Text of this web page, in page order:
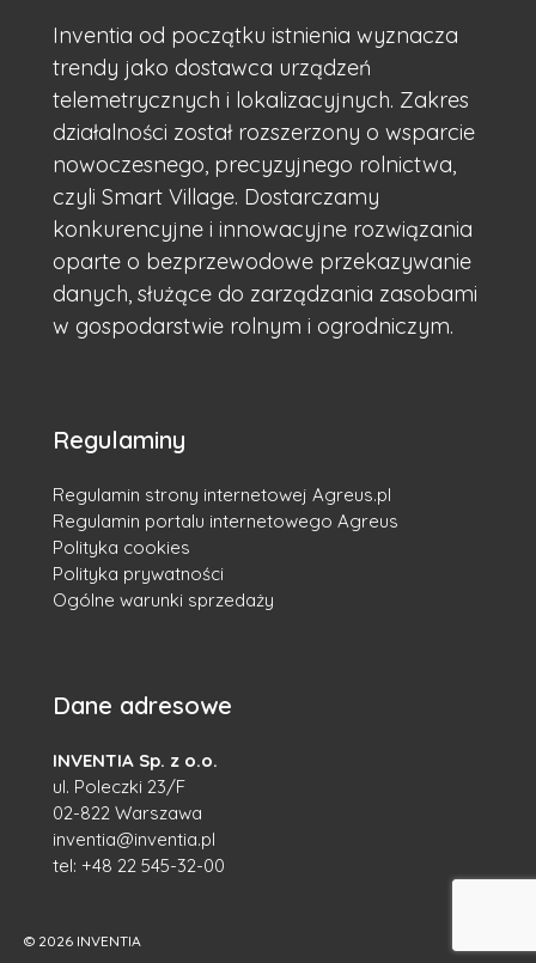
Inventia od początku istnienia wyznacza
trendy jako dostawca urządzeń
telemetrycznych i lokalizacyjnych. Zakres
działalności został rozszerzony o wsparcie
nowoczesnego, precyzyjnego rolnictwa,
czyli Smart Village. Dostarczamy
konkurencyjne i innowacyjne rozwiązania
oparte o bezprzewodowe przekazywanie
danych, służące do zarządzania zasobami
w gospodarstwie rolnym i ogrodniczym.
Regulaminy
Regulamin strony internetowej Agreus.pl
Regulamin portalu internetowego Agreus
Polityka cookies
Polityka prywatności
Ogólne warunki sprzedaży
Dane adresowe
INVENTIA Sp. z o.o.
ul. Poleczki 23/F
02-822 Warszawa
inventia@inventia.pl
tel: +48 22 545-32-00
© 2026 INVENTIA